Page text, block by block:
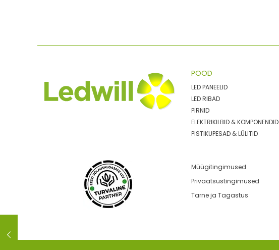
POOD
LED PANEELID
LED RIBAD
PIRNID
ELEKTRIKILBID & KOMPONENDID
PISTIKUPESAD & LÜLITID
Müügitingimused
Privaatsustingimused
Tarne ja Tagastus